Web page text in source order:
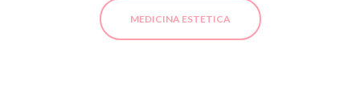
MEDICINA ESTETICA